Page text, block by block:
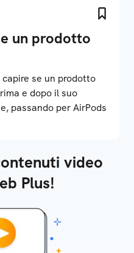
un prodotto
se un prodotto
e dopo il suo
passando per AirPods
video
Plus!